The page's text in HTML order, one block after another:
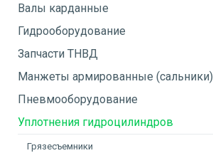
Валы карданные
Гидрооборудование
Запчасти ТНВД
Манжеты армированные (сальники)
Пневмооборудование
Уплотнения гидроцилиндров
Грязесъемники